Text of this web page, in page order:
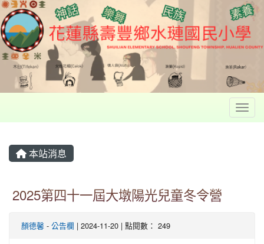
本站消息
2025第四十一屆大墩陽光兒童冬令營
顏德馨 - 公告欄 | 2024-11-20 | 點閱數： 249